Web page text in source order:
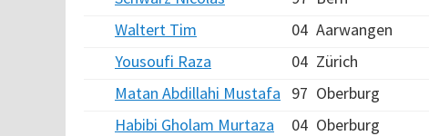
Waltert Tim
04 Aarwangen
Yousoufi Raza
04 Zürich
Matan Abdillahi Mustafa
97 Oberburg
Habibi Gholam Murtaza
04 Oberburg